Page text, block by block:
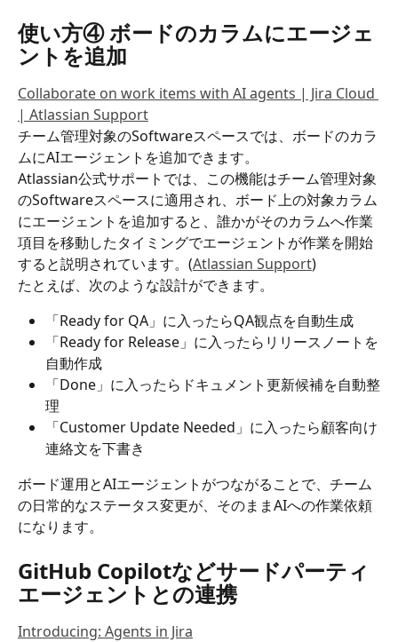
使い方④ ボードのカラムにエージェ
ントを追加
Collaborate on work items with AI agents | Jira Cloud
| Atlassian Support
チーム管理対象のSoftwareスペースでは、ボードのカラ
ムにAIエージェントを追加できます。
Atlassian公式サポートでは、この機能はチーム管理対象
のSoftwareスペースに適用され、ボード上の対象カラム
にエージェントを追加すると、誰かがそのカラムへ作業
項目を移動したタイミングでエージェントが作業を開始
すると説明されています。(Atlassian Support)
たとえば、次のような設計ができます。
「Ready for QA」に入ったらQA観点を自動生成
「Ready for Release」に入ったらリリースノートを
自動作成
「Done」に入ったらドキュメント更新候補を自動整
理
「Customer Update Needed」に入ったら顧客向け
連絡文を下書き
ボード運用とAIエージェントがつながることで、チーム
の日常的なステータス変更が、そのままAIへの作業依頼
になります。
GitHub Copilotなどサードパーティ
エージェントとの連携
Introducing: Agents in Jira